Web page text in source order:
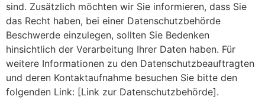
sind. Zusätzlich möchten wir Sie informieren, dass Sie
das Recht haben, bei einer Datenschutzbehörde
Beschwerde einzulegen, sollten Sie Bedenken
hinsichtlich der Verarbeitung Ihrer Daten haben. Für
weitere Informationen zu den Datenschutzbeauftragten
und deren Kontaktaufnahme besuchen Sie bitte den
folgenden Link: [Link zur Datenschutzbehörde].